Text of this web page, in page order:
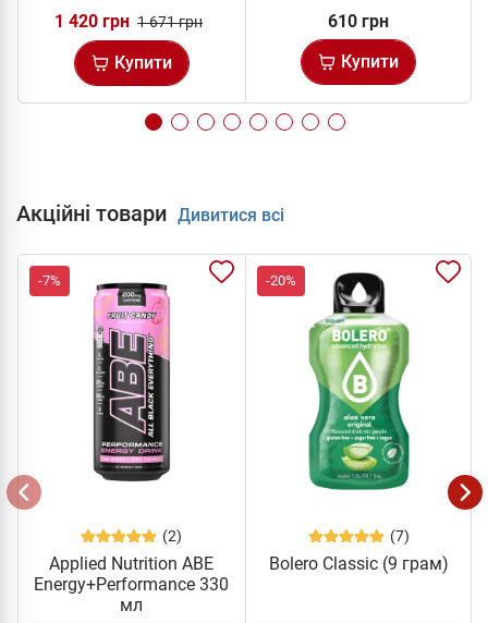
1 420 грн 1 671 грн
Купити
610 грн
Купити
Акційні товари Дивитися всі
-7%
(2)
Applied Nutrition ABE
Energy+Performance 330
мл
-20%
(7)
Bolero Classic (9 грам)